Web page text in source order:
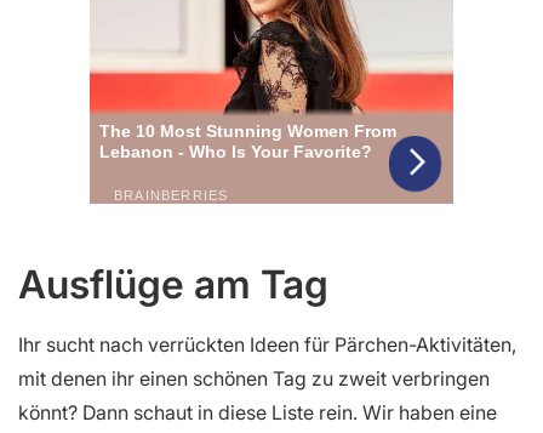
Ausflüge am Tag
Ihr sucht nach verrückten Ideen für Pärchen-Aktivitäten,
mit denen ihr einen schönen Tag zu zweit verbringen
könnt? Dann schaut in diese Liste rein. Wir haben eine